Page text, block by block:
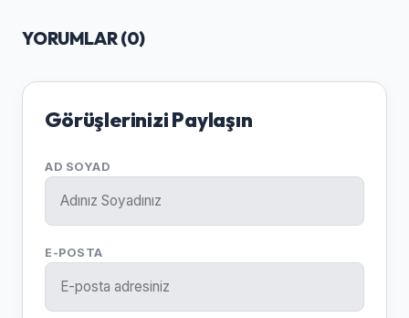
YORUMLAR (0)
Görüşlerinizi Paylaşın
AD SOYAD
E-POSTA